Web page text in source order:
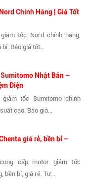
Chính Hãng | Giá Tốt
tốc Nord chính hãng,
bỉ. Báo giá tốt...
Sumitomo Nhật Bản –
Điện
tốc Sumitomo chính
cao. Báo giá...
giá rẻ, bền bỉ –
cấp motor giảm tốc
bền bỉ, giá rẻ. Tư...